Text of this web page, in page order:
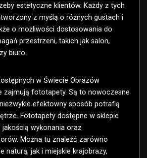
estetyczne klientów. Każdy z tych
z myślą o różnych gustach i
o możliwości dostosowania do
przestrzeni, takich jak salon,
biuro.
w Świecie Obrazów
zajmują fototapety. Są to nowoczesne
efektowny sposób potrafią
Fototapety dostępne w sklepie
wykonania oraz
Można tu znaleźć zarówno
naturą, jak i miejskie krajobrazy,